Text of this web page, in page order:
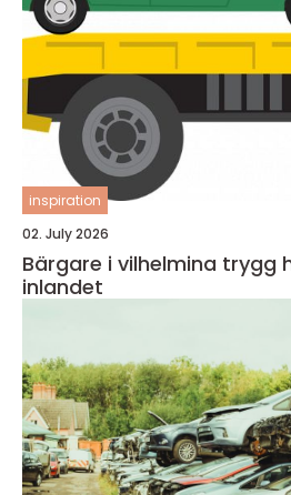
inspiration
02. July 2026
Bärgare i vilhelmina trygg hjälp på vägarna i
inlandet